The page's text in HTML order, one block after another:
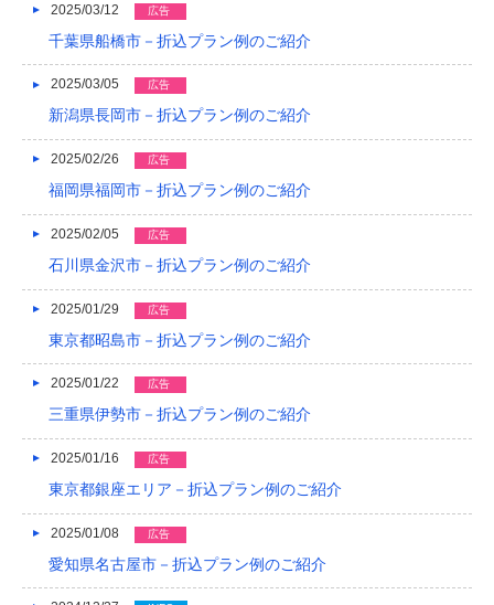
2013/03
2013/02
2013/01
2012/12
2012/11
2012/10
2012/09
2012/08
2025/03/12 広告
千葉県船橋市－折込プラン例のご紹介
2025/03/05 広告
新潟県長岡市－折込プラン例のご紹介
2025/02/26 広告
福岡県福岡市－折込プラン例のご紹介
2025/02/05 広告
石川県金沢市－折込プラン例のご紹介
2025/01/29 広告
東京都昭島市－折込プラン例のご紹介
2025/01/22 広告
三重県伊勢市－折込プラン例のご紹介
2025/01/16 広告
東京都銀座エリア－折込プラン例のご紹介
2025/01/08 広告
愛知県名古屋市－折込プラン例のご紹介